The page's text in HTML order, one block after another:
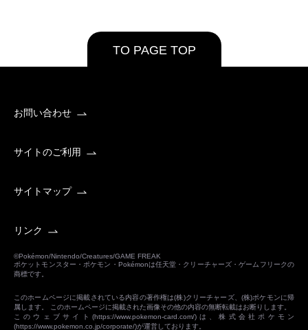
TO PAGE TOP
お問い合わせ
サイトのご利用
サイトマップ
リンク
©Pokémon/Nintendo/Creatures/GAME FREAK
ポケットモンスター・ポケモン・Pokémonは任天堂・クリーチャーズ・ゲームフリークの
商標です。
このホームページに掲載されている内容の著作権は(株)クリーチャーズ、(株)ポケモンに帰
属します。 このホームページに掲載された画像その他の内容の無断転載はお断りします。
このウェブサイト(https://www.pokemon-card.com/)は、株式会社ポケモン
(https://www.pokemon.co.jp/corporate/)が運営しております。